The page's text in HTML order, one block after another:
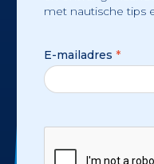
met nautische tips
E-mailadres *